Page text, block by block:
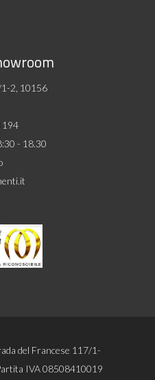
1-2, 10156
194
- 18.30
del Francese 117/1-
IVA 08508410019